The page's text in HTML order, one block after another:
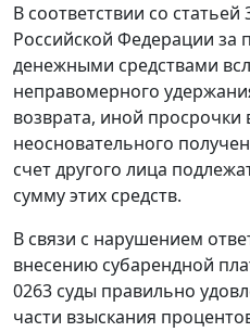
В соответствии со статьей
Российской Федерации за
денежными средствами
неправомерного
возврата, иной просрочки
неосновательного
счет другого лица
сумму этих средств.
В связи с нарушением
внесению субарендной
0263 суды правильно
части взыскания